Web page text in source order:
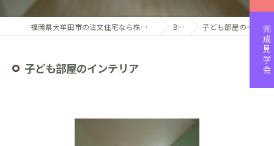
福岡県大牟田市の注文住宅なら株式会社インハウス Blog 子ども部屋のインテリア
子ども部屋のインテリア
完成見学会